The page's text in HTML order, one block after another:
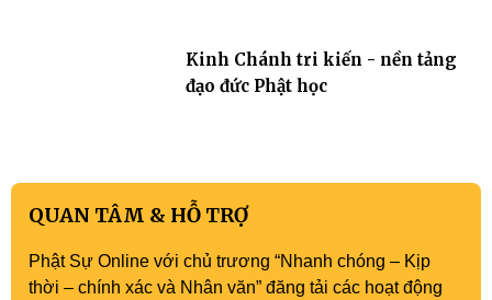
Kinh Chánh tri kiến - nền tảng
đạo đức Phật học
QUAN TÂM & HỖ TRỢ
Phật Sự Online với chủ trương “Nhanh chóng – Kịp
thời – chính xác và Nhân văn” đăng tải các hoạt động